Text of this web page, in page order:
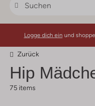
Logge dich ein und
Zurück
Hip
75 items